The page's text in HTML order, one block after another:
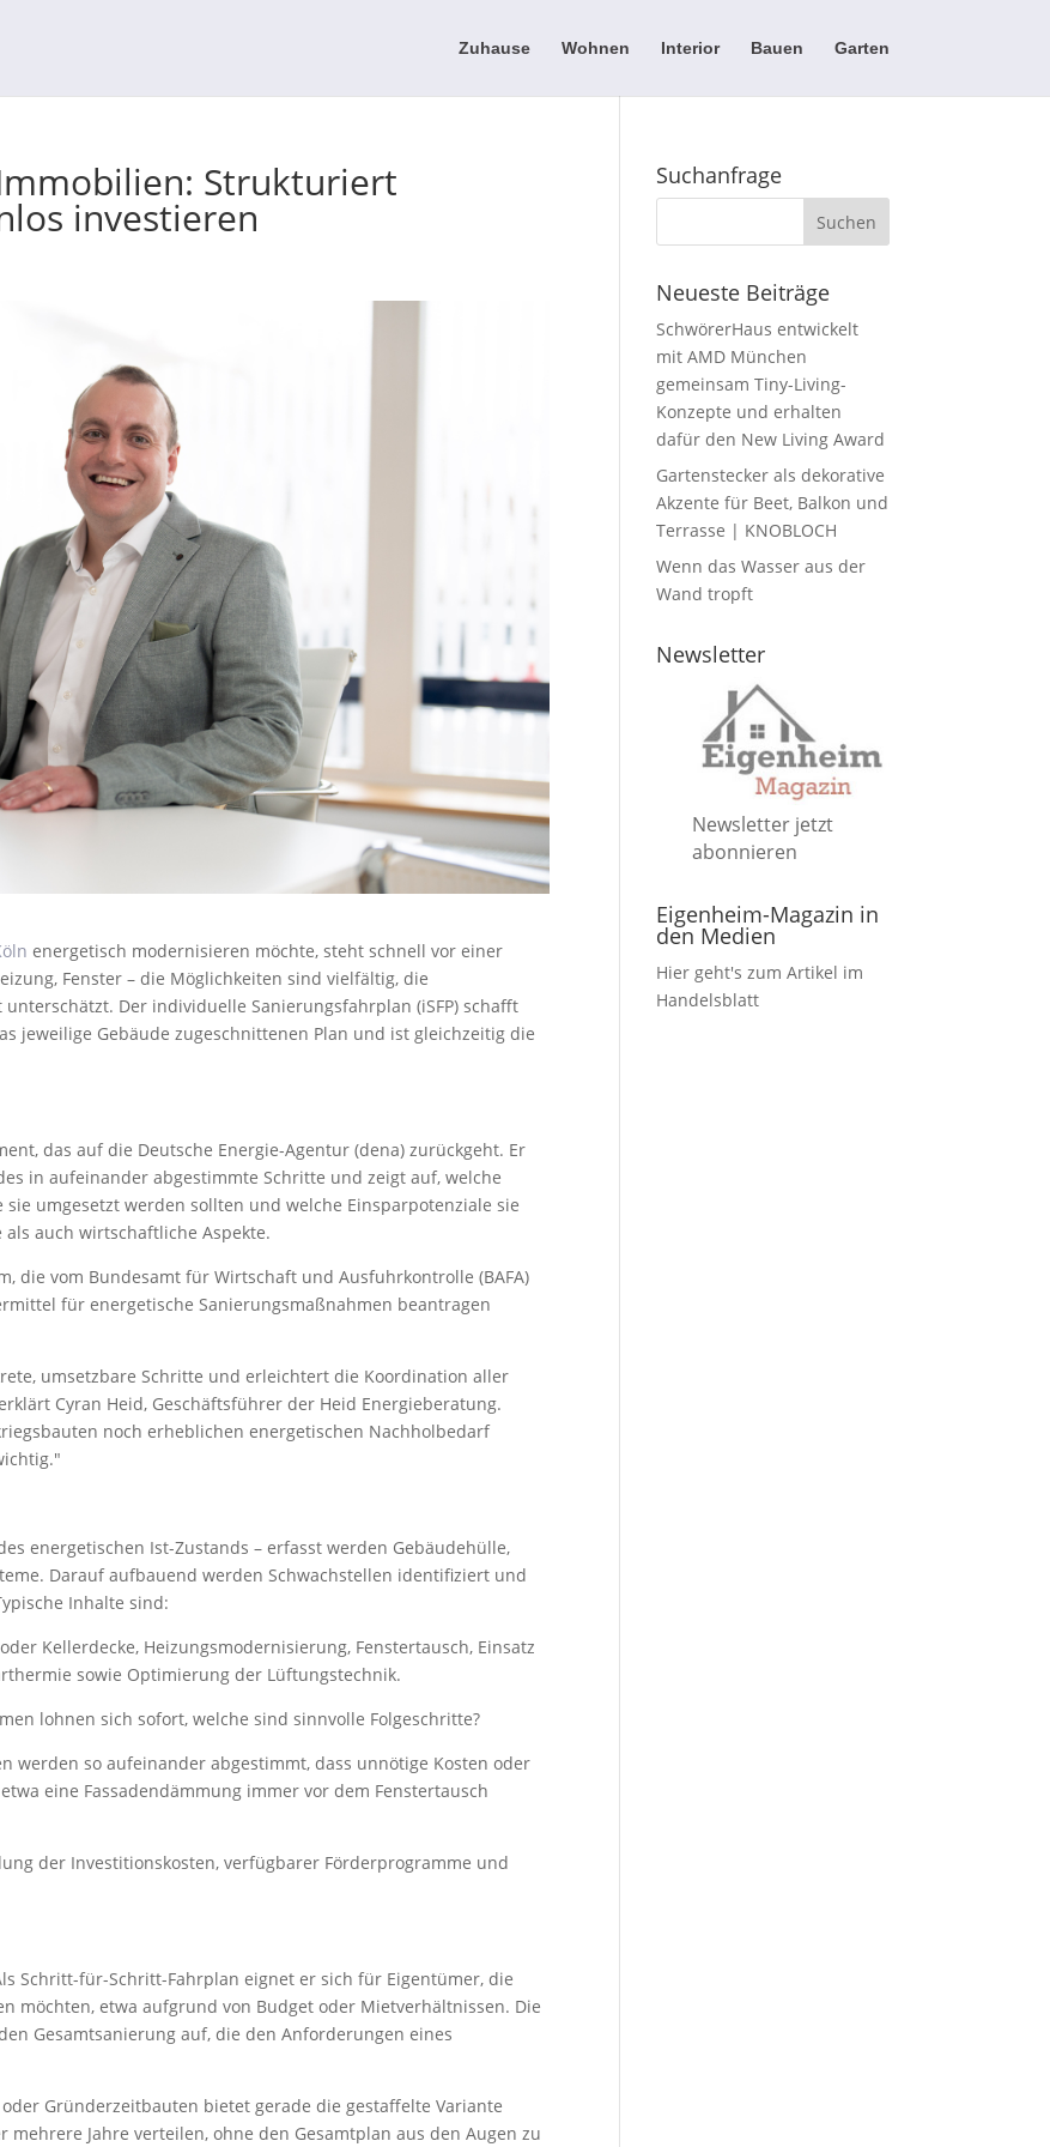
Zuhause Wohnen Interior Bauen Garten
Strukturiert
investieren
energetisch modernisieren möchte, steht schnell vor einer
Fenster – die Möglichkeiten sind vielfältig, die
Der individuelle Sanierungsfahrplan (iSFP) schafft
jeweilige Gebäude zugeschnittenen Plan und ist gleichzeitig die
das auf die Deutsche Energie-Agentur (dena) zurückgeht. Er
in aufeinander abgestimmte Schritte und zeigt auf, welche
umgesetzt werden sollten und welche Einsparpotenziale sie
auch wirtschaftliche Aspekte.
die vom Bundesamt für Wirtschaft und Ausfuhrkontrolle (BAFA)
für energetische Sanierungsmaßnahmen beantragen
umsetzbare Schritte und erleichtert die Koordination aller
Cyran Heid, Geschäftsführer der Heid Energieberatung.
noch erheblichen energetischen Nachholbedarf
energetischen Ist-Zustands – erfasst werden Gebäudehülle,
Darauf aufbauend werden Schwachstellen identifiziert und
Inhalte sind:
Kellerdecke, Heizungsmodernisierung, Fenstertausch, Einsatz
sowie Optimierung der Lüftungstechnik.
lohnen sich sofort, welche sind sinnvolle Folgeschritte?
werden so aufeinander abgestimmt, dass unnötige Kosten oder
eine Fassadendämmung immer vor dem Fenstertausch
der Investitionskosten, verfügbarer Förderprogramme und
Schritt-für-Schritt-Fahrplan eignet er sich für Eigentümer, die
möchten, etwa aufgrund von Budget oder Mietverhältnissen. Die
Gesamtsanierung auf, die den Anforderungen eines
Gründerzeitbauten bietet gerade die gestaffelte Variante
Jahre verteilen, ohne den Gesamtplan aus den Augen zu
Suchanfrage
Neueste Beiträge
SchwörerHaus entwickelt
mit AMD München
gemeinsam Tiny-Living-
Konzepte und erhalten
dafür den New Living Award
Gartenstecker als dekorative
Akzente für Beet, Balkon und
Terrasse | KNOBLOCH
Wenn das Wasser aus der
Wand tropft
Newsletter
Newsletter jetzt
abonnieren
Eigenheim-Magazin in
den Medien
Hier geht's zum Artikel im
Handelsblatt